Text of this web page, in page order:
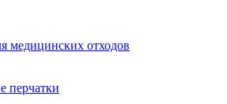
медицинских отходов
перчатки